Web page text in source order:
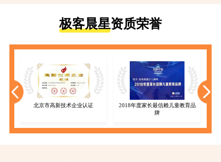
极客晨星资质荣誉
北京市高新技术企业认证
2018年度家长最信赖儿童教育品
牌